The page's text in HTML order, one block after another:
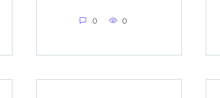
0 0